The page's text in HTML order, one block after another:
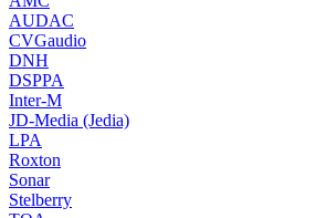
AUDAC
CVGaudio
DNH
DSPPA
Inter-M
JD-Media (Jedia)
LPA
Roxton
Sonar
Stelberry